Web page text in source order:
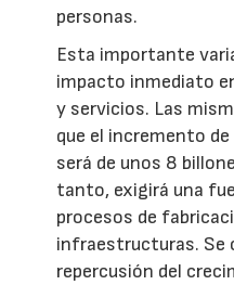
personas.
Esta importante
impacto inmediato
y servicios. Las
que el incremento
será de unos 8
tanto, exigirá una
procesos de
infraestructuras. Se
repercusión del